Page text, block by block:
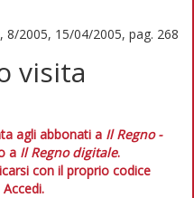
8/2005, 15/04/2005, pag. 268
visita
agli abbonati a Il Regno -
a Il Regno digitale.
con il proprio codice
Accedi.